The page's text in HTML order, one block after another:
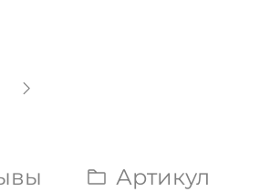
Артикул